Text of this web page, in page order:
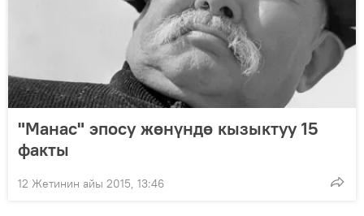
"Манас" эпосу жөнүндө кызыктуу 15
факты
12 Жетинин айы 2015, 13:46